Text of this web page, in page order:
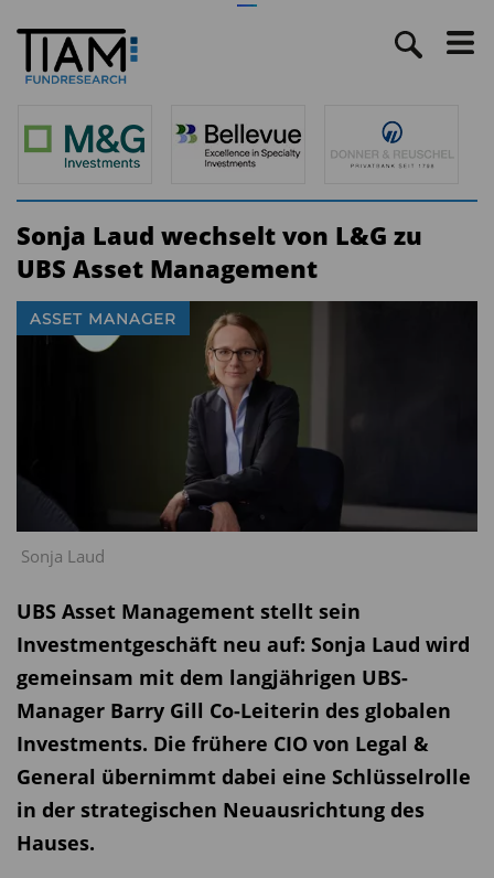
Sonja Laud wechselt von L&G zu
UBS Asset Management
Sonja Laud
ASSET MANAGER
UBS Asset Management stellt sein
Investmentgeschäft neu auf: Sonja Laud wird
gemeinsam mit dem langjährigen UBS-
Manager Barry Gill Co-Leiterin des globalen
Investments. Die frühere CIO von Legal &
General übernimmt dabei eine Schlüsselrolle
in der strategischen Neuausrichtung des
Hauses.